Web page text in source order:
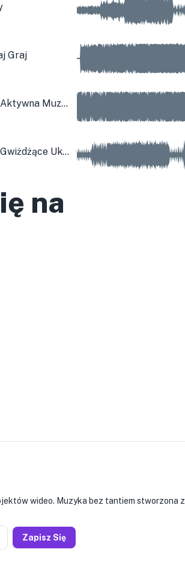
Graj
Wesoła Aktywna Muzyka dla Dzieci
Wesołe Gwiżdżące Ukulele
na
wideo. Muzyka bez tantiem stworzona z
Zapisz Się